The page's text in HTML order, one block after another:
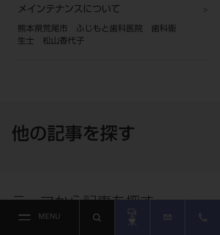
メインテナンスについて
熊本県荒尾市 ふじもと歯科医院 歯科衛
生士 松山香代子
他の記事を探す
テーマから記事を探す
MENU